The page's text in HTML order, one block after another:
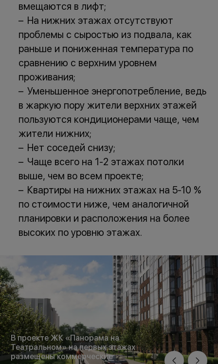
вмещаются в лифт;
На нижних этажах отсутствуют
проблемы с сыростью из подвала, как
раньше и пониженная температура по
сравнению с верхним уровнем
проживания;
Уменьшенное энергопотребление, ведь
в жаркую пору жители верхних этажей
пользуются кондиционерами чаще, чем
жители нижних;
Нет соседей снизу;
Чаще всего на 1-2 этажах потолки
выше, чем во всем проекте;
Квартиры на нижних этажах на 5-10 %
по стоимости ниже, чем аналогичной
планировки и расположения на более
высоких по уровню этажах.
В проекте ЖК «Панорама на
Театральном» на первых этажах
размещены коммерческие